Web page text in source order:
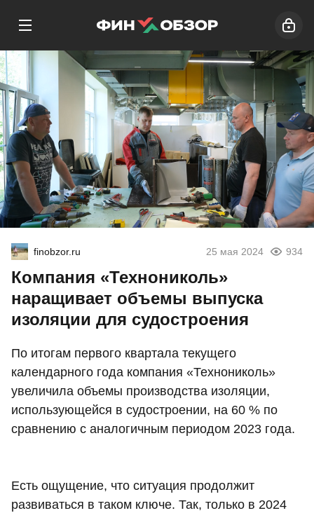
finobzor.ru 25 мая 2024 934
Компания «Технониколь»
наращивает объемы выпуска
изоляции для судостроения
По итогам первого квартала текущего
календарного года компания «Технониколь»
увеличила объемы производства изоляции,
использующейся в судостроении, на 60 % по
сравнению с аналогичным периодом 2023 года.
Есть ощущение, что ситуация продолжит
развиваться в таком ключе. Так, только в 2024